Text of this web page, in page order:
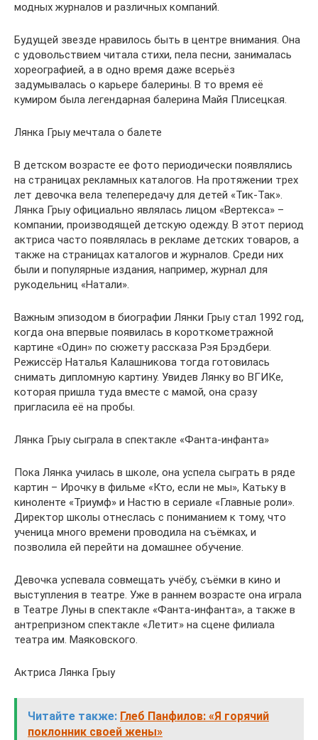
модных журналов и различных компаний.
Будущей звезде нравилось быть в центре внимания. Она
с удовольствием читала стихи, пела песни, занималась
хореографией, а в одно время даже всерьёз
задумывалась о карьере балерины. В то время её
кумиром была легендарная балерина Майя Плисецкая.
Лянка Грыу мечтала о балете
В детском возрасте ее фото периодически появлялись
на страницах рекламных каталогов. На протяжении трех
лет девочка вела телепередачу для детей «Тик-Так».
Лянка Грыу официально являлась лицом «Вертекса» –
компании, производящей детскую одежду. В этот период
актриса часто появлялась в рекламе детских товаров, а
также на страницах каталогов и журналов. Среди них
были и популярные издания, например, журнал для
рукодельниц «Натали».
Важным эпизодом в биографии Лянки Грыу стал 1992 год,
когда она впервые появилась в короткометражной
картине «Один» по сюжету рассказа Рэя Брэдбери.
Режиссёр Наталья Калашникова тогда готовилась
снимать дипломную картину. Увидев Лянку во ВГИКе,
которая пришла туда вместе с мамой, она сразу
пригласила её на пробы.
Лянка Грыу сыграла в спектакле «Фанта-инфанта»
Пока Лянка училась в школе, она успела сыграть в ряде
картин – Ирочку в фильме «Кто, если не мы», Катьку в
киноленте «Триумф» и Настю в сериале «Главные роли».
Директор школы отнеслась с пониманием к тому, что
ученица много времени проводила на съёмках, и
позволила ей перейти на домашнее обучение.
Девочка успевала совмещать учёбу, съёмки в кино и
выступления в театре. Уже в раннем возрасте она играла
в Театре Луны в спектакле «Фанта-инфанта», а также в
антрепризном спектакле «Летит» на сцене филиала
театра им. Маяковского.
Актриса Лянка Грыу
Читайте также: Глеб Панфилов: «Я горячий
поклонник своей жены»